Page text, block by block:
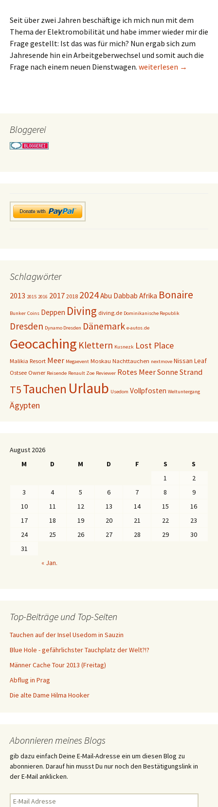
Seit über zwei Jahren beschäftige ich mich nun mit dem
Thema der Elektromobilität und habe immer wieder mir die
Frage gestellt: Ist das was für mich? Nun ergab sich zum
Jahresende hin ein Arbeitgeberwechsel und somit auch die
Frage nach einem neuen Dienstwagen. Aus Brum Brum wird
weiterlesen →
Bloggerei
Schlagwörter
2013 2015 2016 2017 2018 2024Abu Dabbab Afrika Bonaire
Bunker Coins Deppen Diving diving.de Dominikanische Republik
Dresden Dynamo Dresden Dänemark e-autos.de
Geocaching Klettern Kusnezk Lost Place
Malikia Resort Meer Megaevent Moskau Nachttauchen nextmove Nissan Leaf
Ostsee Owner Reisende Renault Zoe Reviewer Rotes MeerSonne Strand
T5Tauchen Urlaub Usedom Vollpfosten Weltuntergang
Ägypten
August 2026
M
D M D F S
S
1
2
3
4 5 6 7 8
9
10
11 12 13 14 15
16
17
18 19 20 21 22
23
24
25 26 27 28 29
30
31
« Jan.
Top-Beiträge und Top-Seiten
Tauchen auf der Insel Usedom in Sauzin
Blue Hole - gefährlichster Tauchplatz der Welt?!?
Männer Cache Tour 2013 (Freitag)
Abflug in Prag
Die alte Dame Hilma Hooker
Abonnieren meines Blogs
gib dazu einfach Deine E-Mail-Adresse ein um diesen Blog zu
abonnieren. Darauf hin musst Du nur noch den Bestätigungslink in
der E-Mail anklicken.
E-